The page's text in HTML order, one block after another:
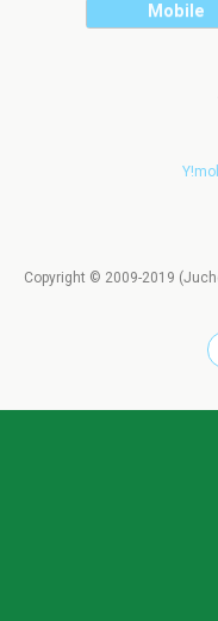
Mobile
Copyright © 2009-2019